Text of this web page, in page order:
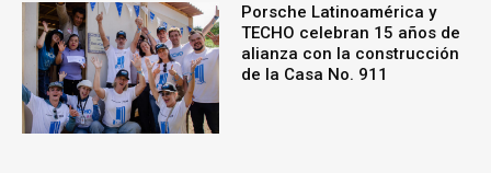
Porsche Latinoamérica y
TECHO celebran 15 años de
alianza con la construcción
de la Casa No. 911